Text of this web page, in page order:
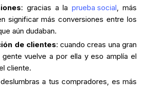
: gracias a laprueba social, más
significar más conversiones entre los
aún dudaban.
de clientes: cuando creas una gran
gente vuelve a por ella y eso amplía el
cliente.
a tus compradores, es más